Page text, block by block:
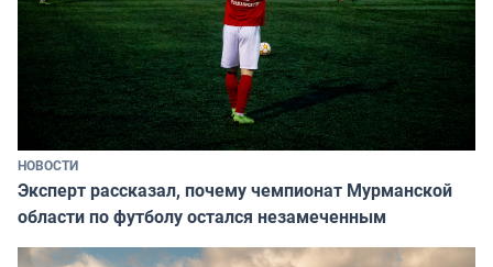
НОВОСТИ
Эксперт рассказал, почему чемпионат Мурманской
области по футболу остался незамеченным